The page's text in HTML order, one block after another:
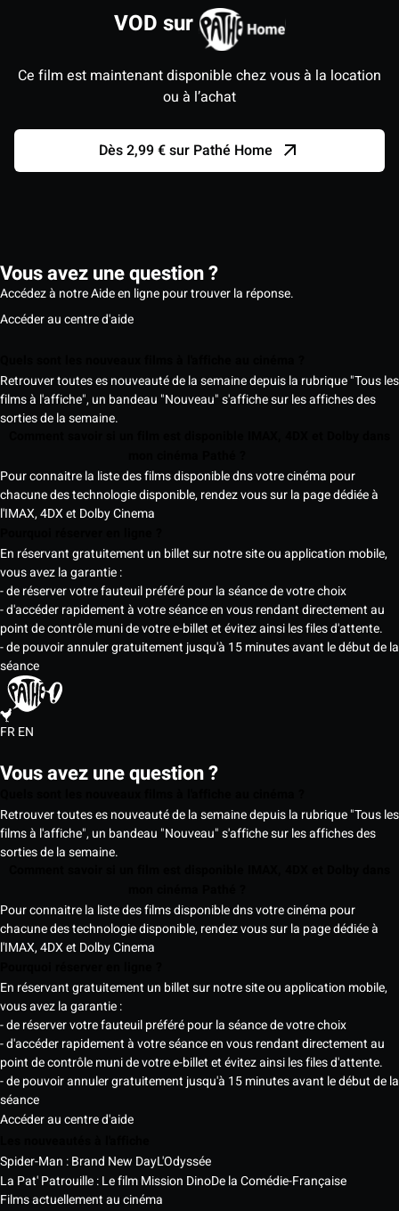
VOD sur
Ce film est maintenant disponible chez vous à la location
ou à l’achat
Dès 2,99 € sur Pathé Home
Vous avez une question ?
Accédez à notre Aide en ligne pour trouver la réponse.
Accéder au centre d'aide
Retrouver toutes es nouveauté de la semaine depuis la rubrique "Tous les
films à l'affiche", un bandeau "Nouveau" s'affiche sur les affiches des
sorties de la semaine.
Pour connaitre la liste des films disponible dns votre cinéma pour
chacune des technologie disponible, rendez vous sur la page dédiée à
l'IMAX, 4DX et Dolby Cinema
En réservant gratuitement un billet sur notre site ou application mobile,
vous avez la garantie :
- de réserver votre fauteuil préféré pour la séance de votre choix
- d'accéder rapidement à votre séance en vous rendant directement au
point de contrôle muni de votre e-billet et évitez ainsi les files d'attente.
- de pouvoir annuler gratuitement jusqu'à 15 minutes avant le début de la
séance
FREN
Vous avez une question ?
Retrouver toutes es nouveauté de la semaine depuis la rubrique "Tous les
films à l'affiche", un bandeau "Nouveau" s'affiche sur les affiches des
sorties de la semaine.
Pour connaitre la liste des films disponible dns votre cinéma pour
chacune des technologie disponible, rendez vous sur la page dédiée à
l'IMAX, 4DX et Dolby Cinema
En réservant gratuitement un billet sur notre site ou application mobile,
vous avez la garantie :
- de réserver votre fauteuil préféré pour la séance de votre choix
- d'accéder rapidement à votre séance en vous rendant directement au
point de contrôle muni de votre e-billet et évitez ainsi les files d'attente.
- de pouvoir annuler gratuitement jusqu'à 15 minutes avant le début de la
séance
Accéder au centre d'aide
Spider-Man : Brand New DayL'Odyssée
La Pat' Patrouille : Le film Mission DinoDe la Comédie-Française
Films actuellement au cinéma